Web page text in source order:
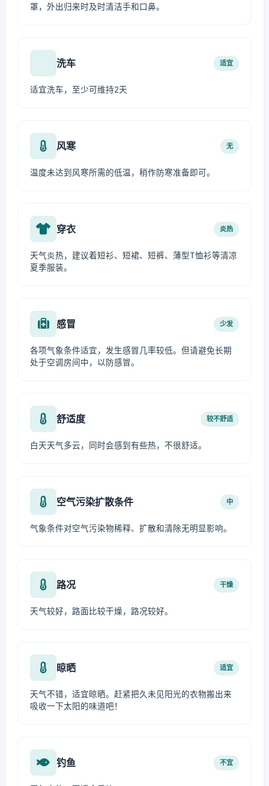
罩，外出归来时及时清洁手和口鼻。
洗车 适宜
适宜洗车，至少可维持2天
风寒 无
温度未达到风寒所需的低温，稍作防寒准备即可。
穿衣 炎热
天气炎热，建议着短衫、短裙、短裤、薄型T恤衫等清凉
夏季服装。
感冒 少发
各项气象条件适宜，发生感冒几率较低。但请避免长期
处于空调房间中，以防感冒。
舒适度 较不舒适
白天天气多云，同时会感到有些热，不很舒适。
空气污染扩散条件 中
气象条件对空气污染物稀释、扩散和清除无明显影响。
路况 干燥
天气较好，路面比较干燥，路况较好。
晾晒 适宜
天气不错，适宜晾晒。赶紧把久未见阳光的衣物搬出来
吸收一下太阳的味道吧！
钓鱼 不宜